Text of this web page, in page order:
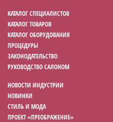
КАТАЛОГ СПЕЦИАЛИСТОВ
КАТАЛОГ ТОВАРОВ
КАТАЛОГ ОБОРУДОВАНИЯ
ПРОЦЕДУРЫ
ЗАКОНОДАТЕЛЬСТВО
РУКОВОДСТВО САЛОНОМ
НОВОСТИ ИНДУСТРИИ
НОВИНКИ
СТИЛЬ И МОДА
ПРОЕКТ «ПРЕОБРАЖЕНИЕ»